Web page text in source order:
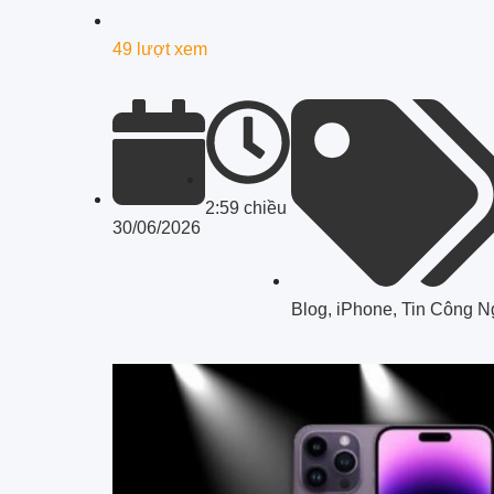
49 lượt xem
30/06/2026
2:59 chiều
Blog, iPhone, Tin Công